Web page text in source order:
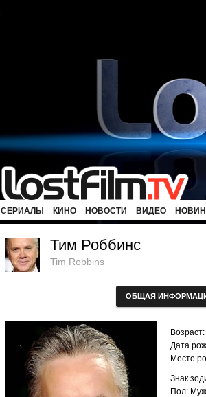
СЕРИАЛЫ КИНО НОВОСТИ ВИДЕО
Тим Роббинс
Tim Robbins
ОБЩАЯ
Дата
Место
Знак
Пол: